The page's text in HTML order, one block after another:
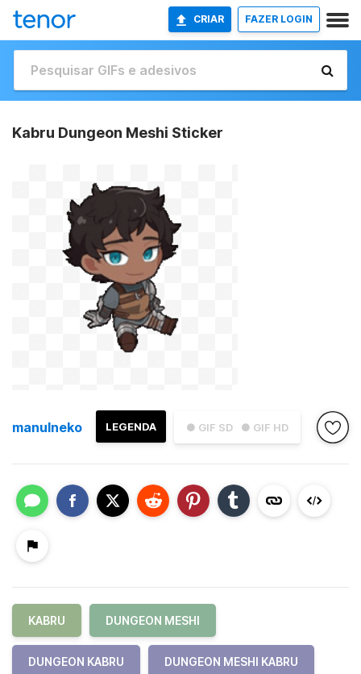
CRIAR FAZER LOGIN
Kabru Dungeon Meshi Sticker
● GIF SD ● GIF HD
LEGENDA
manulneko
KABRU DUNGEON MESHI
DUNGEON KABRU DUNGEON MESHI KABRU